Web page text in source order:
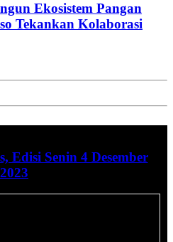
Ekosistem Pangan
Tekankan Kolaborasi
Edisi Senin 4 Desember
2023